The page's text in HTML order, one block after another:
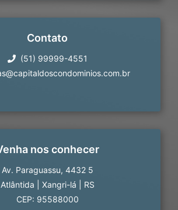
Contato
(51) 99999-4551
nos conhecer
Av. Paraguassu, 4432 5
Atlântida
Xangri-lá
RS
CEP: 95588000